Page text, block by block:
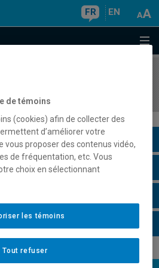
FR EN
de témoins
(cookies) afin de collecter des
d’améliorer votre
vous proposer des contenus vidéo,
de fréquentation, etc. Vous
choix en sélectionnant
Tout refuser
les témoins